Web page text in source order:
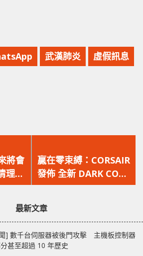
武漢肺炎 虛假訊息
將會
理工
一
篇
文
贏在零束縛：CORSAIR
發佈 全新 DARK CORE
RGB PRO 無線遊戲滑
最新文章
] 數千台伺服器被後門攻擊 主機板控制器
甚至超過 10 年歷史